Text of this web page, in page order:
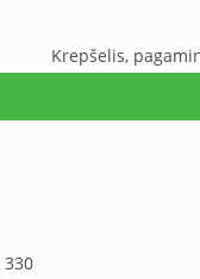
Krepšelis,